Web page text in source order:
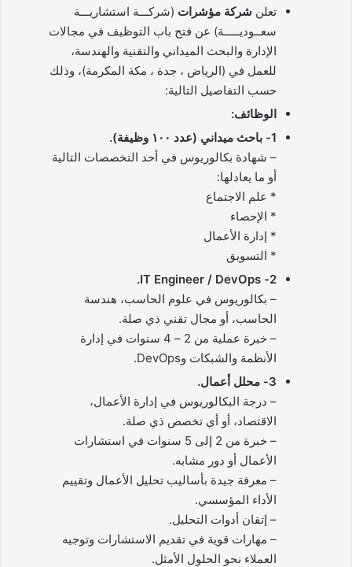
تعلن شركة مؤشرات (شركـــة استشاريـــة
سعــوديـــــة) عن فتح باب التوظيف في مجالات
الإدارة والبحث الميداني والتقنية والهندسة،
للعمل في (الرياض ، جدة ، مكة المكرمة)، وذلك
حسب التفاصيل التالية:
الوظائف:
1- باحث ميداني (عدد ١٠٠ وظيفة).
– شهادة بكالوريوس في أحد التخصصات التالية
أو ما يعادلها:
* علم الاجتماع
* الإحصاء
* إدارة الأعمال
* التسويق
– بكالوريوس في علوم الحاسب، هندسة
الحاسب، أو مجال تقني ذي صلة.
– خبرة عملية من 2 – 4 سنوات في إدارة
الأنظمة والشبكات وDevOps.
3- محلل أعمال.
– درجة البكالوريوس في إدارة الأعمال،
الاقتصاد، أو أي تخصص ذي صلة.
– خبرة من 2 إلى 5 سنوات في استشارات
الأعمال أو دور مشابه.
– معرفة جيدة بأساليب تحليل الأعمال وتقييم
الأداء المؤسسي.
– إتقان أدوات التحليل.
– مهارات قوية في تقديم الاستشارات وتوجيه
العملاء نحو الحلول الأمثل.